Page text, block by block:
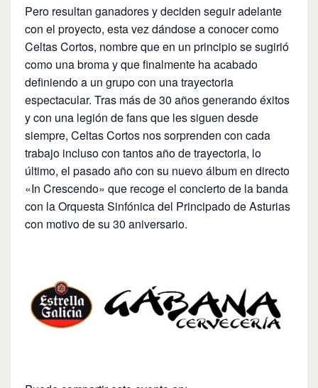
Pero resultan ganadores y deciden seguir adelante
con el proyecto, esta vez dándose a conocer como
Celtas Cortos, nombre que en un principio se sugirió
como una broma y que finalmente ha acabado
definiendo a un grupo con una trayectoria
espectacular. Tras más de 30 años generando éxitos
y con una legión de fans que les siguen desde
siempre, Celtas Cortos nos sorprenden con cada
trabajo incluso con tantos año de trayectoria, lo
último, el pasado año con su nuevo álbum en directo
«In Crescendo» que recoge el concierto de la banda
con la Orquesta Sinfónica del Principado de Asturias
con motivo de su 30 aniversario.